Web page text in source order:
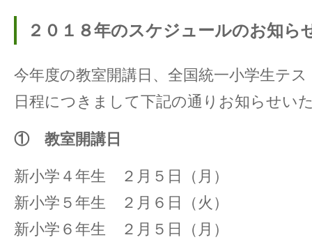
２０１８年のスケジュールのお知ら
今年度の教室開講日、全国統一小学生テ
日程につきまして下記の通りお知らせい
① 教室開講日
新小学４年生 ２月５日（月）
新小学５年生 ２月６日（火）
新小学６年生 ２月５日（月）